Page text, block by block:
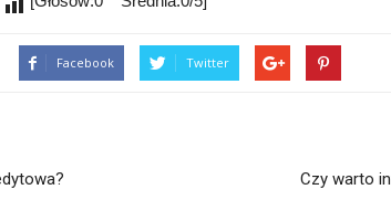
Facebook Twitter
Czy warto